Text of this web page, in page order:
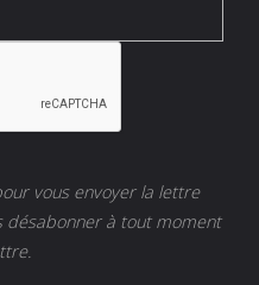
vous envoyer la lettre
désabonner à tout moment